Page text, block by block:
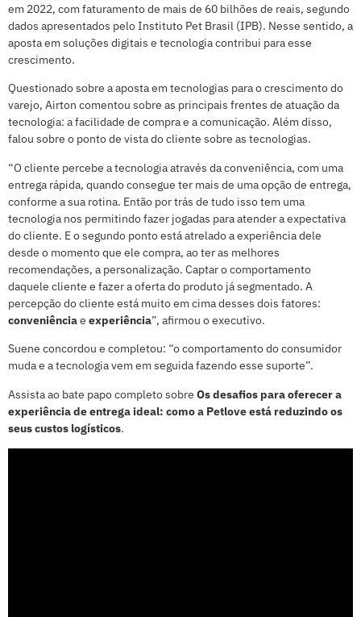
em 2022, com faturamento de mais de 60 bilhões de reais, segundo
dados apresentados pelo Instituto Pet Brasil (IPB). Nesse sentido, a
aposta em soluções digitais e tecnologia contribui para esse
crescimento.
Questionado sobre a aposta em tecnologias para o crescimento do
varejo, Airton comentou sobre as principais frentes de atuação da
tecnologia: a facilidade de compra e a comunicação. Além disso,
falou sobre o ponto de vista do cliente sobre as tecnologias.
“O cliente percebe a tecnologia através da conveniência, com uma
entrega rápida, quando consegue ter mais de uma opção de entrega,
conforme a sua rotina. Então por trás de tudo isso tem uma
tecnologia nos permitindo fazer jogadas para atender a expectativa
do cliente. E o segundo ponto está atrelado a experiência dele
desde o momento que ele compra, ao ter as melhores
recomendações, a personalização. Captar o comportamento
daquele cliente e fazer a oferta do produto já segmentado. A
percepção do cliente está muito em cima desses dois fatores:
conveniênciae experiência”, afirmou o executivo.
Suene concordou e completou: “o comportamento do consumidor
muda e a tecnologia vem em seguida fazendo esse suporte”.
Assista ao bate papo completo sobre Os desafios para oferecer a
experiência de entrega ideal: como a Petlove está reduzindo os
seus custos logísticos.